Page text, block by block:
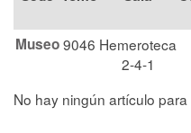
Museo9046 Hemeroteca
2-4-1
No hay ningún artículo